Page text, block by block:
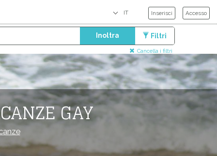
Inserisci Accesso
Inoltra Filtri
Cancella i filtri
GAY